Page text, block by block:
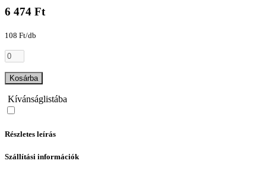
6 474 Ft
108 Ft/db
Kosárba
Kívánságlistába
Részletes leírás
Szállítási információk